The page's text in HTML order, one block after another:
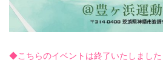
◆こちらのイベントは終了いたしました